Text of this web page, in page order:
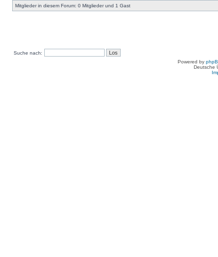
Mitglieder in diesem Forum: 0 Mitglieder und 1 Gast
Suche nach:
Powered by
Deutsche